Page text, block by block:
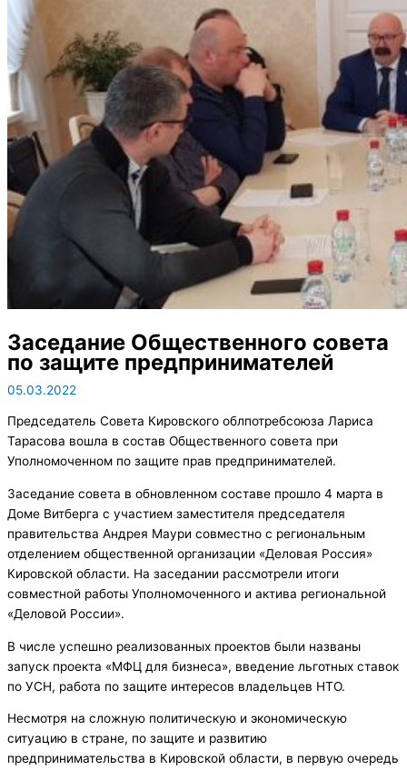
Заседание Общественного совета
по защите предпринимателей
05.03.2022
Председатель Совета Кировского облпотребсоюза Лариса
Тарасова вошла в состав Общественного совета при
Уполномоченном по защите прав предпринимателей.
Заседание совета в обновленном составе прошло 4 марта в
Доме Витберга с участием заместителя председателя
правительства Андрея Маури совместно с региональным
отделением общественной организации «Деловая Россия»
Кировской области. На заседании рассмотрели итоги
совместной работы Уполномоченного и актива региональной
«Деловой России».
В числе успешно реализованных проектов были названы
запуск проекта «МФЦ для бизнеса», введение льготных ставок
по УСН, работа по защите интересов владельцев НТО.
Несмотря на сложную политическую и экономическую
ситуацию в стране, по защите и развитию
предпринимательства в Кировской области, в первую очередь